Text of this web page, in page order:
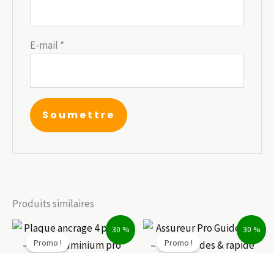
E-mail *
Produits similaires
30 %
Promo !
30 %
Promo !